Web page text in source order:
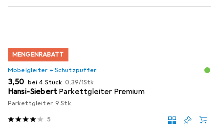
MENGENRABATT
Möbelgleiter + Schutzpuffer
EUR
3,50 bei 4 Stück EUR
0,39/1Stk.
Hansi-Siebert Parkettgleiter Premium
Parkettgleiter, 9 Stk.
5